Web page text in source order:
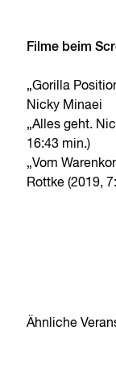
Filme beim
„Gorilla
Nicky Minaei
„Alles geht.
16:43 min.)
„Vom
Rottke (2019,
Ähnliche